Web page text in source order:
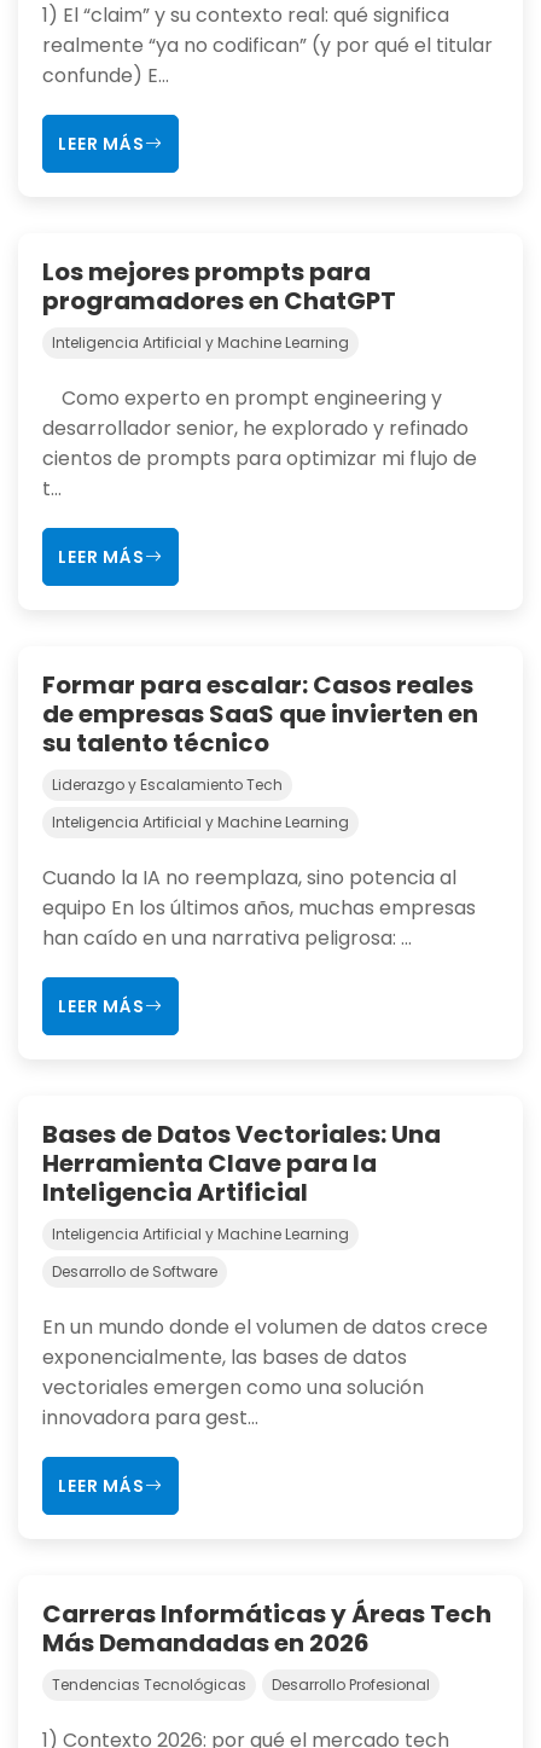
1) El “claim” y su contexto real: qué significa
realmente “ya no codifican” (y por qué el titular
confunde) E...
LEER MÁS
Los mejores prompts para
programadores en ChatGPT
Inteligencia Artificial y Machine Learning
Como experto en prompt engineering y
desarrollador senior, he explorado y refinado
cientos de prompts para optimizar mi flujo de
t...
LEER MÁS
Formar para escalar: Casos reales
de empresas SaaS que invierten en
su talento técnico
Liderazgo y Escalamiento Tech
Inteligencia Artificial y Machine Learning
Cuando la IA no reemplaza, sino potencia al
equipo En los últimos años, muchas empresas
han caído en una narrativa peligrosa: ...
LEER MÁS
Bases de Datos Vectoriales: Una
Herramienta Clave para la
Inteligencia Artificial
Inteligencia Artificial y Machine Learning
Desarrollo de Software
En un mundo donde el volumen de datos crece
exponencialmente, las bases de datos
vectoriales emergen como una solución
innovadora para gest...
LEER MÁS
Carreras Informáticas y Áreas Tech
Más Demandadas en 2026
Tendencias Tecnológicas Desarrollo Profesional
1) Contexto 2026: por qué el mercado tech